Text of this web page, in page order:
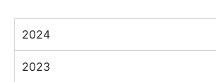
2024
2023